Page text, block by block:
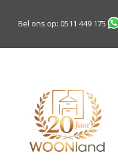
Bel ons op: 0511 449 175